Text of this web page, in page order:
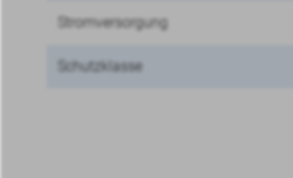
Stromversorgung
Schutzklasse